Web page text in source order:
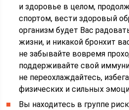
и здоровье в целом,
спортом, вести здоровый
организм будет Вас
жизни, и никакой бронхит
не забывайте вовремя
поддерживайте свой
не переохлаждайтесь,
физических и сильных
Вы находитесь в группе